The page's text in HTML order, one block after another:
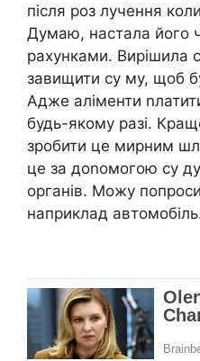
після роз лучення
Думаю, настала його
рахунками. Вирішила
завищити су му, щоб
Адже аліменти
будь-якому разі.
зробити це мирним
це за доnомогою су
органів. Можу
наприклад